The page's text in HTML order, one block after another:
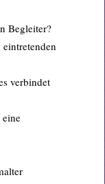
Begleiter?
verbindet